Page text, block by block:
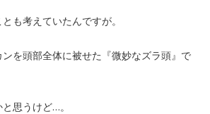
も考えていたんですが。
を頭部全体に被せた『微妙なズラ頭』で
思うけど…。